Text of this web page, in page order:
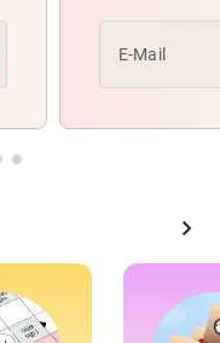
E-Mail
chevron_right